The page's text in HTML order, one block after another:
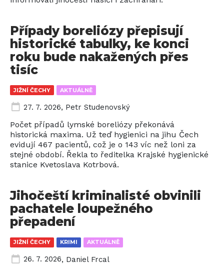
JIŽNÍ ČECHY AKTUÁLNĚ
Případy boreliózy přepisují
historické tabulky, ke konci
roku bude nakažených přes
tisíc
27. 7. 2026, Petr Studenovský
Počet případů lymské boreliózy překonává
historická maxima. Už teď hygienici na jihu Čech
evidují 467 pacientů, což je o 143 víc než loni za
stejné období. Řekla to ředitelka Krajské hygienické
stanice Kvetoslava Kotrbová.
JIŽNÍ ČECHY KRIMI AKTUÁLNĚ
Jihočeští kriminalisté obvinili
pachatele loupežného
přepadení
26. 7. 2026, Daniel Frcal